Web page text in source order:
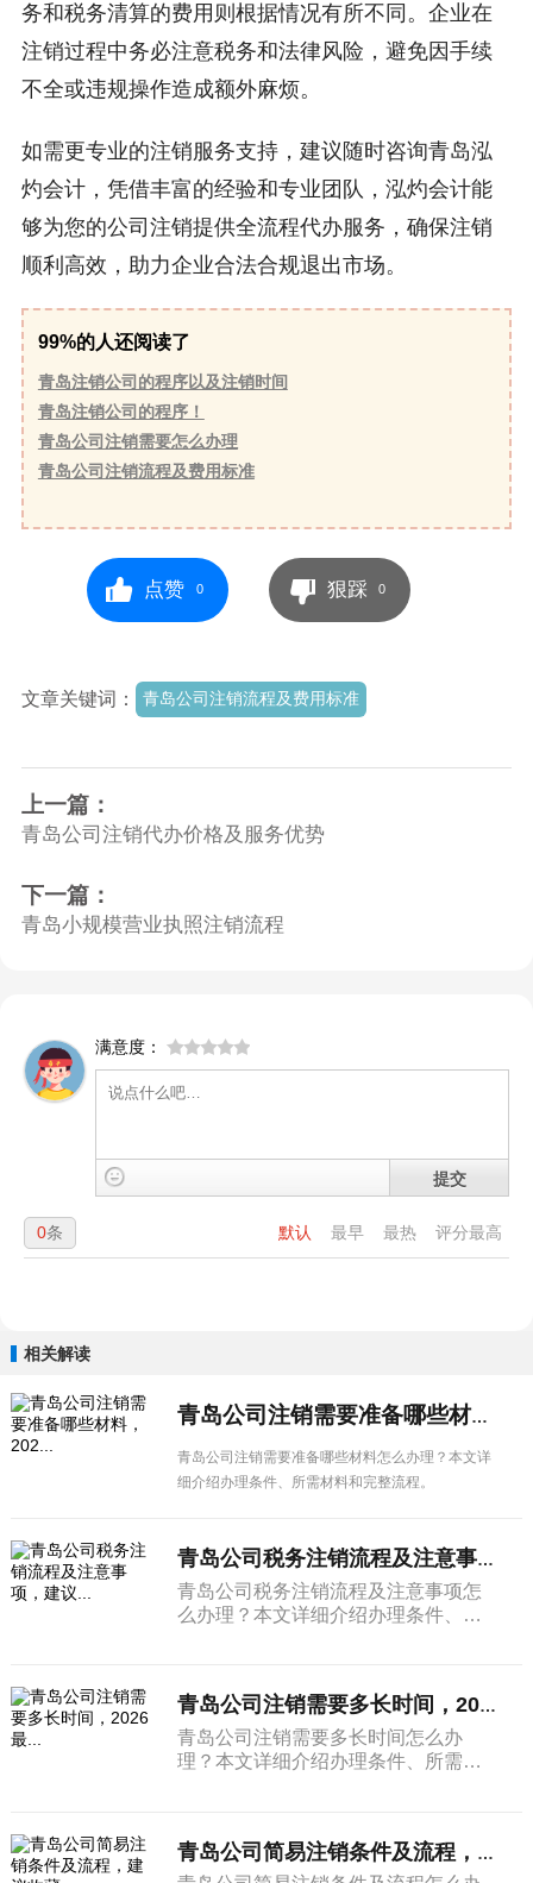
务和税务清算的费用则根据情况有所不同。企业在
注销过程中务必注意税务和法律风险，避免因手续
不全或违规操作造成额外麻烦。
如需更专业的注销服务支持，建议随时咨询青岛泓
灼会计，凭借丰富的经验和专业团队，泓灼会计能
够为您的公司注销提供全流程代办服务，确保注销
顺利高效，助力企业合法合规退出市场。
99%的人还阅读了
青岛注销公司的程序以及注销时间
青岛注销公司的程序！
青岛公司注销需要怎么办理
青岛公司注销流程及费用标准
点赞 0 狠踩 0
文章关键词： 青岛公司注销流程及费用标准
上一篇：
青岛公司注销代办价格及服务优势
下一篇：
青岛小规模营业执照注销流程
满意度：
提交
默认 最早 最热 评分最高
0条
相关解读
青岛公司注销需要准备哪些材料，202...
青岛公司注销需要准备哪些材料怎么办理？本文详
细介绍办理条件、所需材料和完整流程。
青岛公司税务注销流程及注意事项，建议...
青岛公司税务注销流程及注意事项怎
么办理？本文详细介绍办理条件、所
青岛公司注销需要多长时间，2026最...
青岛公司注销需要多长时间怎么办
理？本文详细介绍办理条件、所需材
青岛公司简易注销条件及流程，建议收藏...